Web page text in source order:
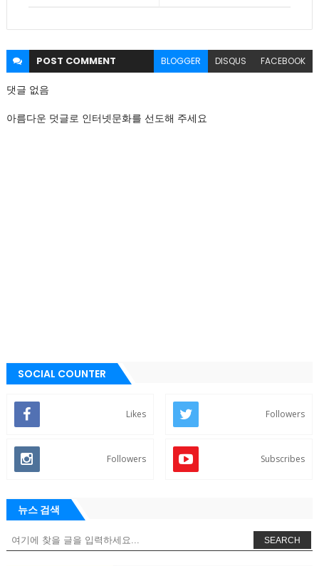
POST COMMENT BLOGGER DISQUS FACEBOOK
댓글 없음
아름다운 덧글로 인터넷문화를 선도해 주세요
SOCIAL COUNTER
Likes Followers
Followers Subscribes
뉴스 검색
SEARCH